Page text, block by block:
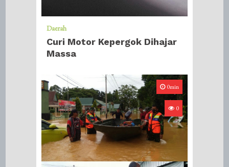
Daerah
Curi Motor Kepergok Dihajar
Massa
0min
0